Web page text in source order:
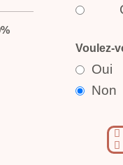
Voulez-
Oui
Non